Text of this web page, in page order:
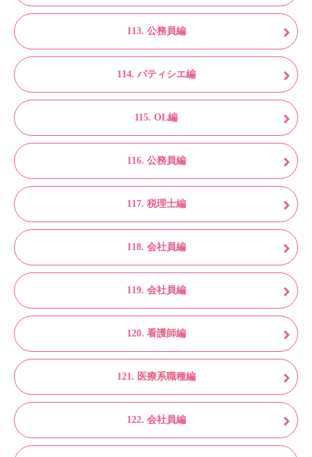
113. 公務員編
114. パティシエ編
115. OL編
116. 公務員編
117. 税理士編
118. 会社員編
119. 会社員編
120. 看護師編
121. 医療系職種編
122. 会社員編